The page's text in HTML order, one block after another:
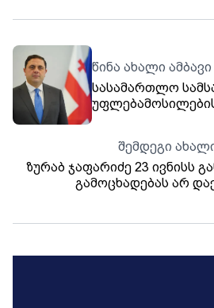
წინა ახალი ამბავი
სასამართლო
შემოსავლის
რომეო
ღონისძიების
იმსჯელებს
შემდეგი
ზურაბ ჯაფარიძე 23 ივნისს
გამოცხადებას არ